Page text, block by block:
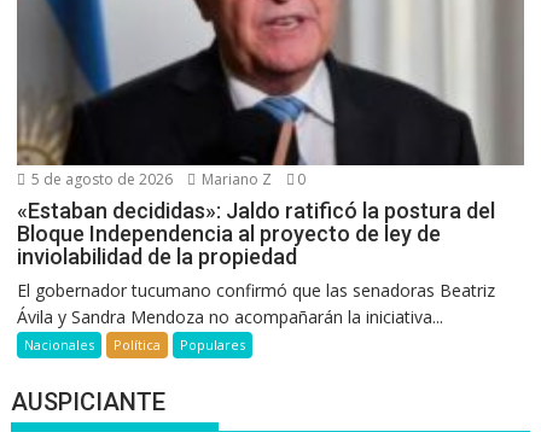
5 de agosto de 2026 Mariano Z 0
«Estaban decididas»: Jaldo ratificó la postura del
Bloque Independencia al proyecto de ley de
inviolabilidad de la propiedad
El gobernador tucumano confirmó que las senadoras Beatriz
Ávila y Sandra Mendoza no acompañarán la iniciativa...
Nacionales Política Populares
AUSPICIANTE